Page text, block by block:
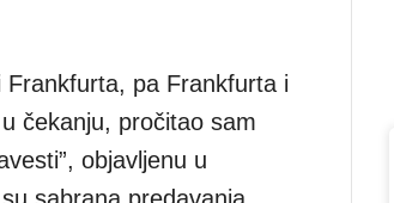
pa Frankfurta i
čekanju, pročitao sam
objavljenu u